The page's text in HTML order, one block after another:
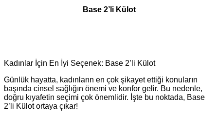
Base 2’li Külot
Kadınlar İçin En İyi Seçenek: Base 2’li Külot
Günlük hayatta, kadınların en çok şikayet ettiği konuların
başında cinsel sağlığın önemi ve konfor gelir. Bu nedenle,
doğru kıyafetin seçimi çok önemlidir. İşte bu noktada, Base
2’li Külot ortaya çıkar!